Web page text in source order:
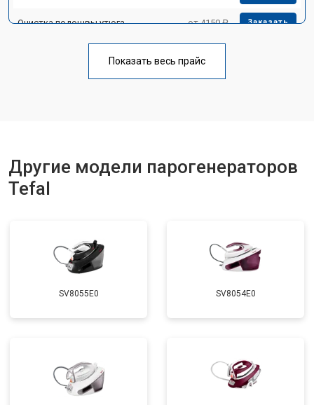
Очистка подошвы утюга от 4150 ₽ Заказать
Корпусный ремонт (замена резинок,
Профилактическая чистка от 4700 ₽
Показать весь прайс
Другие модели парогенераторов
Tefal
SV8055E0 SV8054E0